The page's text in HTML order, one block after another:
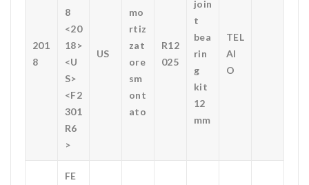
201
8
8
<20
18>
<U
S>
<F2
301
R6
>
US
mo
rtiz
zat
ore
sm
ont
ato
R12
025
join
t
bea
rin
g
kit
12
mm
TEL
AI
O
FE